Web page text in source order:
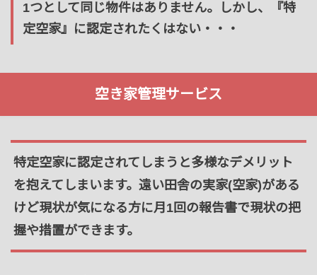
1つとして同じ物件はありません。しかし、『特
定空家』に認定されたくはない・・・
空き家管理サービス
特定空家に認定されてしまうと多様なデメリット
を抱えてしまいます。遠い田舎の実家(空家)がある
けど現状が気になる方に月1回の報告書で現状の把
握や措置ができます。